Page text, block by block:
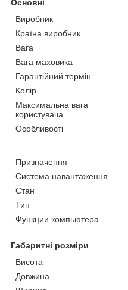
Основні
Виробник
Країна виробник
Вага
Вага маховика
Гарантійний термін
Колір
Максимальна вага
користувача
Особливості
Призначення
Система навантаження
Стан
Тип
Функции компьютера
Габаритні розміри
Висота
Довжина